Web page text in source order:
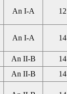
An I-A 12
An I-A 14
An II-B 14
An II-B
14